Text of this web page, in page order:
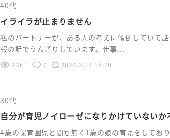
40代
イライラが止まりません
私のパートナーが、ある人の考えに傾倒していて
報の話でうんざりしています。仕事...
2361 0 2024.2.17 16:20
30代
自分が育児ノイローゼになりかけていないか
4歳の保育園児と間も無く1歳の娘の育児をしてお